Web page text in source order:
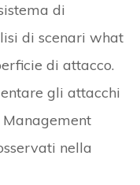
di
di scenari what
di attacco.
gli attacchi
nella